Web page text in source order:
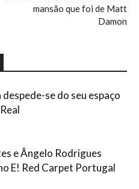
mansão que foi de Matt
Damon
se do seu espaço
e Ângelo Rodrigues
E! Red Carpet Portugal